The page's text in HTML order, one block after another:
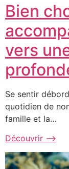
Bien
vers
Se sentir
quotidien de
famille et la…
Découvrir ⟶